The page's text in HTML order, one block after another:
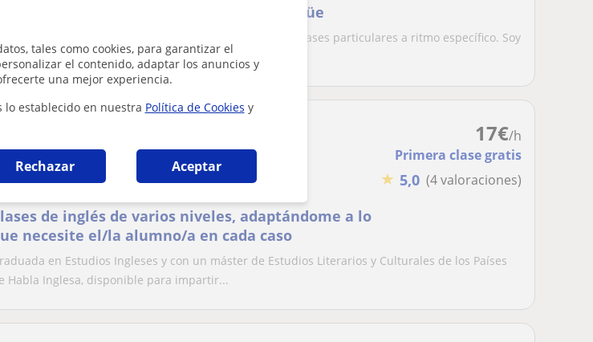
tales como cookies, para garantizar el
el contenido, adaptar los anuncios y
una mejor experiencia.
lo establecido en nuestra Política de Cookies y
Rechazar Aceptar
Clases de Inglés Económicas | Nativa Bilingüe
inglés de manera asequible y dinámica. Ofrezco clases particulares a ritmo específico. Soy
de ambos idiomas y estudio japonés...
17€/h
Primera clase gratis
★ 5,0 (4 valoraciones)
Madrid
CAE Certificate in Advanced English
de inglés de varios niveles, adaptándome a lo
necesite el/la alumno/a en cada caso
en Estudios Ingleses y con un máster de Estudios Literarios y Culturales de los Países
Habla Inglesa, disponible para impartir...